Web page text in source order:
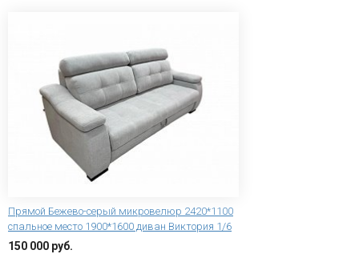
Прямой Бежево-серый микровелюр 2420*1100
спальное место 1900*1600 диван Виктория 1/6
150 000 руб.